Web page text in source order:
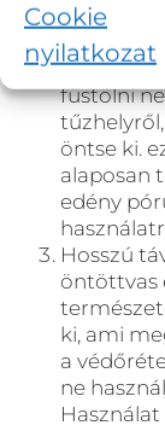
Cookie
nyilatkozat
lábost
Töltse
étolajjal,
füstölni
öntse ki.
alaposan
edény
Hosszú
öntöttvas
ki, ami
a
ne